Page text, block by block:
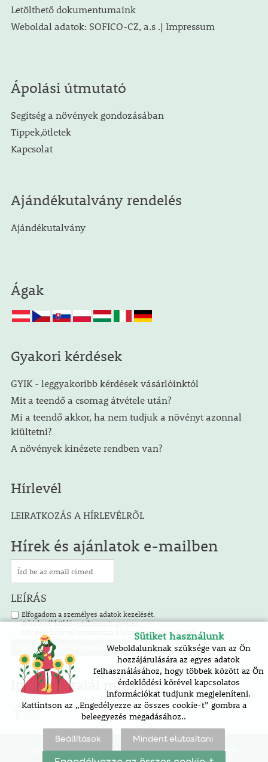
Letölthető dokumentumaink
Weboldal adatok: SOFICO-CZ, a.s .| Impressum
Ápolási útmutató
Segítség a növények gondozásában
Tippek,ötletek
Kapcsolat
Ajándékutalvány rendelés
Ajándékutalvány
Ágak
Gyakori kérdések
GYIK - leggyakoribb kérdések vásárlóinktól
Mit a teendő a csomag átvétele után?
Mi a teendő akkor, ha nem tudjuk a növényt azonnal
kiültetni?
A növények kinézete rendben van?
Hírlevél
LEIRATKOZÁS A HÍRLEVÉLRŐL
Hírek és ajánlatok e-mailben
LEÍRÁS
Elfogadom a személyes adatok kezelését.
A hírlevél küldése teljesen ingyenes.
Minden hírlevél tartalmazza a leiratkozás lehetőségét.
Itt is megtalál minket!
Oldaltérkép | akadálymentesítési nyilatkozat |
cookie-
Sütiket használunk
Weboldalunknak szüksége van az Ön
hozzájárulására az egyes adatok
felhasználásához, hogy többek között az Ön
érdeklődési körével kapcsolatos
információkat tudjunk megjeleníteni.
Kattintson az „Engedélyezze az összes cookie-t” gombra a
beleegyezés megadásához..
Beállítások Mindent elutasítani